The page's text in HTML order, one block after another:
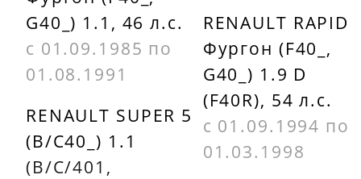
G40_) 1.1, 46 л.с.
с 01.09.1985 по
01.08.1991
RENAULT SUPER 5
(B/C40_) 1.1
(B/C/401,
RENAULT RAPID
Фургон (F40_,
G40_) 1.9 D
(F40R), 54 л.с.
с 01.09.1994 по
01.03.1998